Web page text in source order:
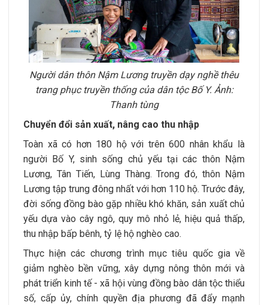
Người dân thôn Nậm Lương truyền dạy nghề thêu
trang phục truyền thống của dân tộc Bố Y. Ảnh:
Thanh tùng
Chuyển đổi sản xuất, nâng cao thu nhập
Toàn xã có hơn 180 hộ với trên 600 nhân khẩu là
người Bố Y, sinh sống chủ yếu tại các thôn Nậm
Lương, Tân Tiến, Lùng Thàng. Trong đó, thôn Nậm
Lương tập trung đông nhất với hơn 110 hộ. Trước đây,
đời sống đồng bào gặp nhiều khó khăn, sản xuất chủ
yếu dựa vào cây ngô, quy mô nhỏ lẻ, hiệu quả thấp,
thu nhập bấp bênh, tỷ lệ hộ nghèo cao.
Thực hiện các chương trình mục tiêu quốc gia về
giảm nghèo bền vững, xây dựng nông thôn mới và
phát triển kinh tế - xã hội vùng đồng bào dân tộc thiểu
số, cấp ủy, chính quyền địa phương đã đẩy mạnh